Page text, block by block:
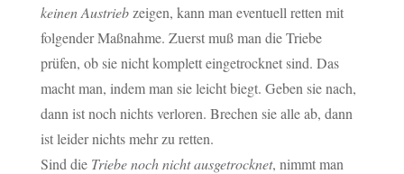
keinen Austriebzeigen, kann man eventuell retten mit
folgender Maßnahme. Zuerst muß man die Triebe
prüfen, ob sie nicht komplett eingetrocknet sind. Das
macht man, indem man sie leicht biegt. Geben sie nach,
dann ist noch nichts verloren. Brechen sie alle ab, dann
ist leider nichts mehr zu retten.
Sind die Triebe noch nicht ausgetrocknet, nimmt man